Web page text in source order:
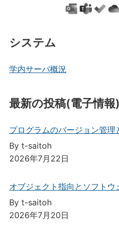
システム
学内サーバ概況
最新の投稿(電子情報)
プログラムのバージョン管理
By t-saitoh
2026年7月22日
オブジェクト指向とソフトウ
By t-saitoh
2026年7月20日